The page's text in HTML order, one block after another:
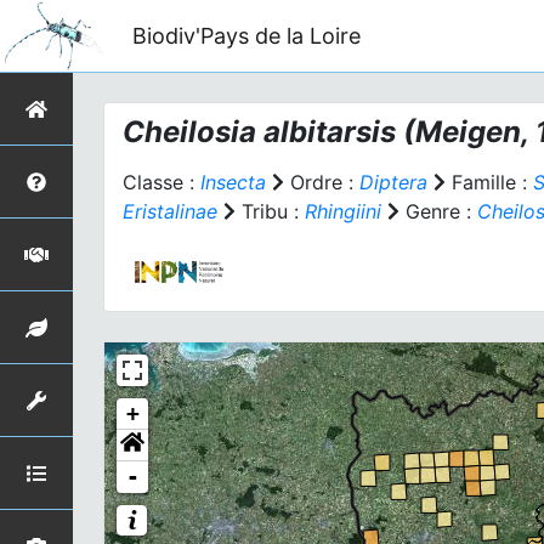
Biodiv'Pays de la Loire
Cheilosia albitarsis (Meigen,
Classe : Insecta Ordre : Diptera Famille :
Eristalinae
Tribu : Rhingiini Genre :
+
-